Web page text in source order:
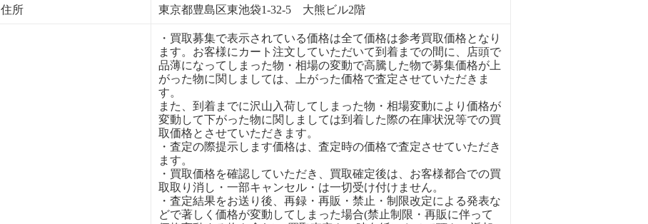
住所 東京都豊島区東池袋1-32-5 大熊ビル2階
・買取募集で表示されている価格は全て価格は参考買取価格となり
ます。お客様にカート注文していただいて到着までの間に、店頭で
品薄になってしまった物・相場の変動で高騰した物で募集価格が上
がった物に関しましては、上がった価格で査定させていただきま
す。
また、到着までに沢山入荷してしまった物・相場変動により価格が
変動して下がった物に関しましては到着した際の在庫状況等での買
取価格とさせていただきます。
・査定の際提示します価格は、査定時の価格で査定させていただき
ます。
・買取価格を確認していただき、買取確定後は、お客様都合での買
取取り消し・一部キャンセル・は一切受け付けません。
・査定結果をお送り後、再録・再販・禁止・制限改定による発表な
どで著しく価格が変動してしまった場合(禁止制限・再販に伴って